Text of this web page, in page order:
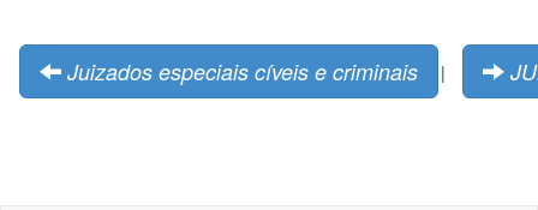
Juizados especiais cíveis e criminais |